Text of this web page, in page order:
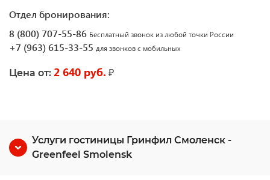
Отдел бронирования:
8 (800) 707-55-86 Бесплатный звонок из любой точки России
+7 (963) 615-33-55 для звонков с мобильных
Цена от: 2 640 руб. ₽
Услуги гостиницы Гринфил Смоленск -
Greenfeel Smolensk